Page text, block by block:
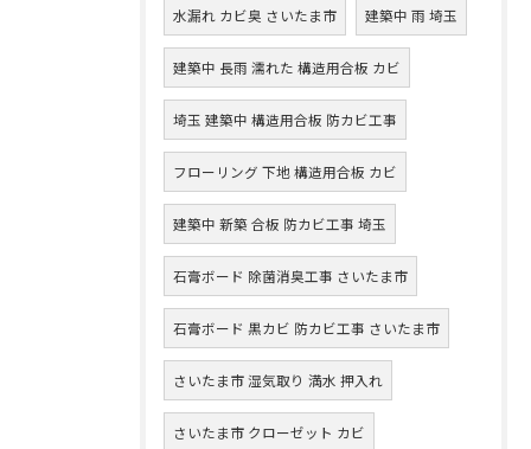
水漏れ カビ臭 さいたま市 建築中 雨 埼玉
建築中 長雨 濡れた 構造用合板 カビ
埼玉 建築中 構造用合板 防カビ工事
フローリング 下地 構造用合板 カビ
建築中 新築 合板 防カビ工事 埼玉
石膏ボード 除菌消臭工事 さいたま市
石膏ボード 黒カビ 防カビ工事 さいたま市
さいたま市 湿気取り 満水 押入れ
さいたま市 クローゼット カビ